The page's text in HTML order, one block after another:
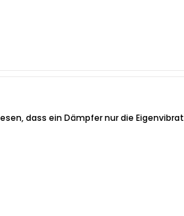
dass ein Dämpfer nur die